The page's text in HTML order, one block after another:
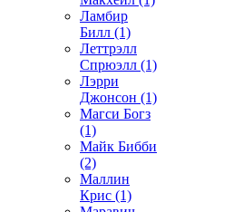
Ламбир
Билл (1)
Леттрэлл
Спрюэлл (1)
Лэрри
Джонсон (1)
Магси Богз
(1)
Майк Бибби
(2)
Маллин
Крис (1)